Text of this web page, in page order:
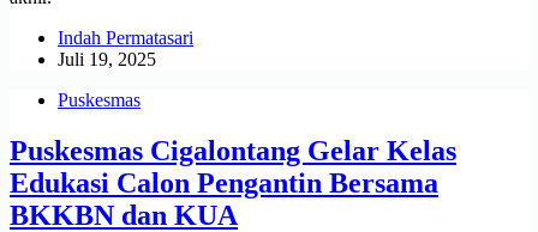
Indah Permatasari
Juli 19, 2025
Puskesmas
Puskesmas Cigalontang Gelar Kelas
Edukasi Calon Pengantin Bersama
BKKBN dan KUA